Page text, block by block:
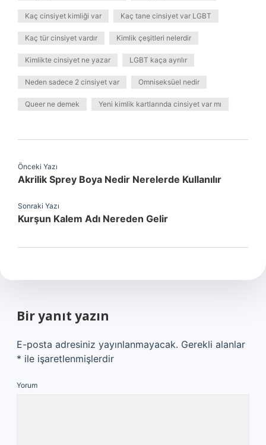
Kaç cinsiyet kimliği var Kaç tane cinsiyet var LGBT
Kaç tür cinsiyet vardır Kimlik çeşitleri nelerdir
Kimlikte cinsiyet ne yazar LGBT kaça ayrılır
Neden sadece 2 cinsiyet var Omniseksüel nedir
Queer ne demek Yeni kimlik kartlarında cinsiyet var mı
Önceki Yazı
Akrilik Sprey Boya Nedir Nerelerde Kullanılır
Sonraki Yazı
Kurşun Kalem Adı Nereden Gelir
Bir yanıt yazın
E-posta adresiniz yayınlanmayacak. Gerekli alanlar
* ile işaretlenmişlerdir
Yorum